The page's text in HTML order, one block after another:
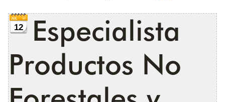
12
Especialista
Productos No